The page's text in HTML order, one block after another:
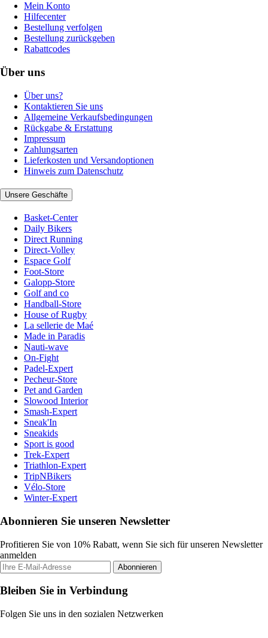
Mein Konto
Hilfecenter
Bestellung verfolgen
Bestellung zurückgeben
Rabattcodes
Über uns
Über uns?
Kontaktieren Sie uns
Allgemeine Verkaufsbedingungen
Rückgabe & Erstattung
Impressum
Zahlungsarten
Lieferkosten und Versandoptionen
Hinweis zum Datenschutz
Unsere Geschäfte
Basket-Center
Daily Bikers
Direct Running
Direct-Volley
Espace Golf
Foot-Store
Galopp-Store
Golf and co
Handball-Store
House of Rugby
La sellerie de Maé
Made in Paradis
Nauti-wave
On-Fight
Padel-Expert
Pecheur-Store
Pet and Garden
Slowood Interior
Smash-Expert
Sneak'In
Sneakids
Sport is good
Trek-Expert
Triathlon-Expert
TripNBikers
Vélo-Store
Winter-Expert
Abonnieren Sie unseren Newsletter
Profitieren Sie von 10% Rabatt, wenn Sie sich für unseren Newsletter
anmelden
Abonnieren
Bleiben Sie in Verbindung
Folgen Sie uns in den sozialen Netzwerken